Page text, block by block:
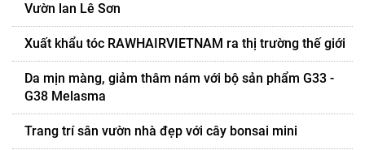
Vườn lan Lê Sơn
Xuất khẩu tóc RAWHAIRVIETNAM ra thị trường thế giới
Da mịn màng, giảm thâm nám với bộ sản phẩm G33 -
G38 Melasma
Trang trí sân vườn nhà đẹp với cây bonsai mini